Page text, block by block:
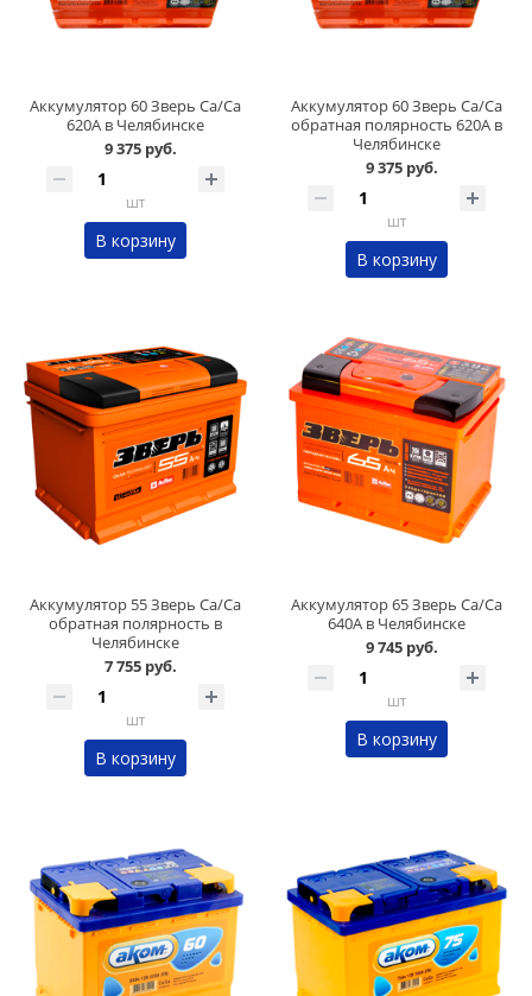
Аккумулятор 60 Зверь Ca/Ca
620А в Челябинске
9 375 руб.
шт
В корзину
Аккумулятор 60 Зверь Ca/Ca
обратная полярность 620А в
Челябинске
9 375 руб.
шт
В корзину
Аккумулятор 55 Зверь Ca/Ca
обратная полярность в
Челябинске
7 755 руб.
шт
В корзину
Аккумулятор 65 Зверь Ca/Ca
640А в Челябинске
9 745 руб.
шт
В корзину